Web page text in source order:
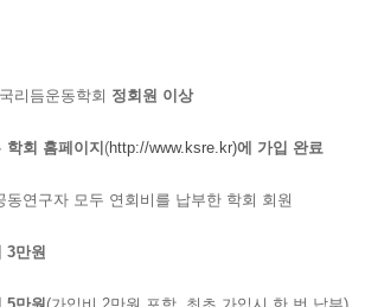
리듬운동학회 정회원 이상
학회 홈페이지 (http://www.ksre.kr)에 가입 완료
동연구자 모두 연회비를 납부한 학회 회원
3만원